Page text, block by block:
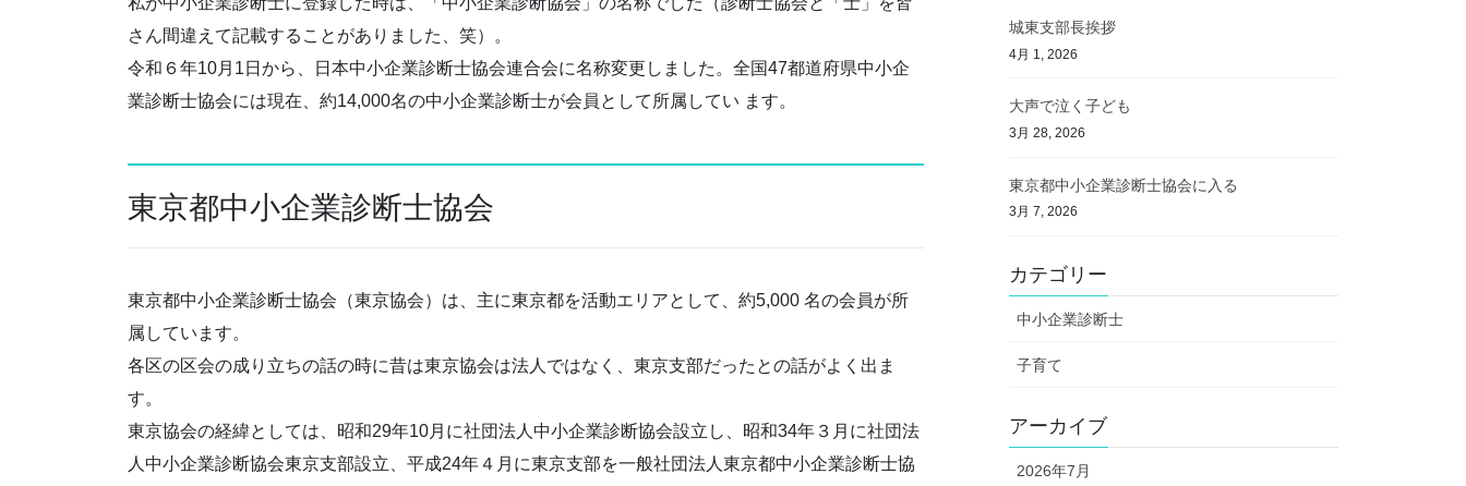
さん間違えて記載することがありました、笑）。
令和６年10月1日から、日本中小企業診断士協会連合会に名称変更しました。全国47都道府県中小企
業診断士協会には現在、約14,000名の中小企業診断士が会員として所属してい ます。
東京都中小企業診断士協会
東京都中小企業診断士協会（東京協会）は、主に東京都を活動エリアとして、約5,000 名の会員が所
属しています。
各区の区会の成り立ちの話の時に昔は東京協会は法人ではなく、東京支部だったとの話がよく出ま
す。
東京協会の経緯としては、昭和29年10月に社団法人中小企業診断協会設立し、昭和34年３月に社団法
人中小企業診断協会東京支部設立、平成24年４月に東京支部を一般社団法人東京都中小企業診断士協
城東支部長挨拶
4月 1, 2026
大声で泣く子ども
3月 28, 2026
東京都中小企業診断士協会に入る
3月 7, 2026
カテゴリー
中小企業診断士
子育て
アーカイブ
2026年7月